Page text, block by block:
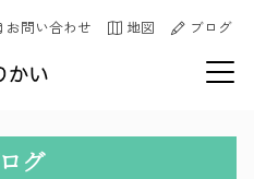
お問い合わせ 地図 ブログ
グ